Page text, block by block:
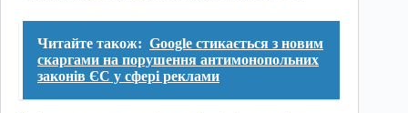
Читайте також: Google стикається з новим
скаргами на порушення антимонопольних
законів ЄС у сфері реклами